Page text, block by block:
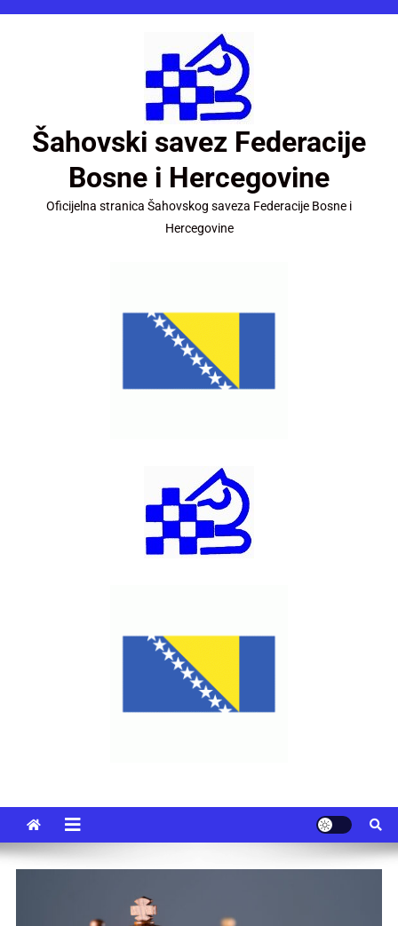
Šahovski savez Federacije
Bosne i Hercegovine
Oficijelna stranica Šahovskog saveza Federacije Bosne i
Hercegovine